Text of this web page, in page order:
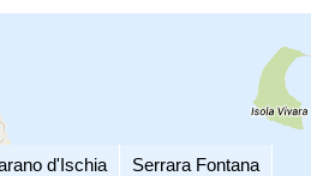
d'Ischia Serrara Fontana